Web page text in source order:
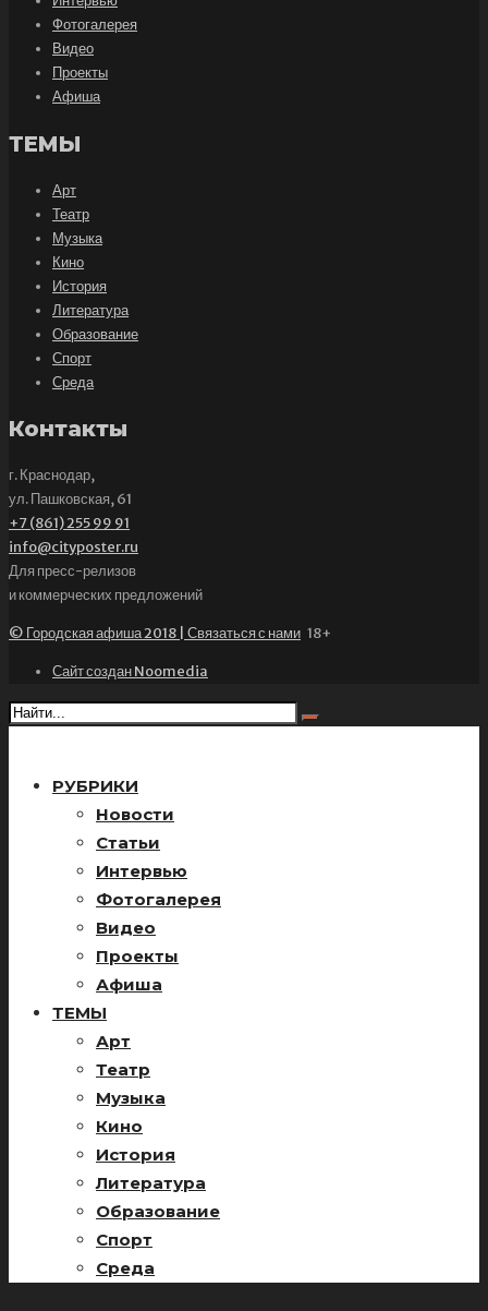
Фотогалерея
Видео
Проекты
Афиша
ТЕМЫ
Арт
Театр
Музыка
Кино
История
Литература
Образование
Спорт
Среда
Контакты
г. Краснодар,
ул. Пашковская, 61
+7 (861) 255 99 91
info@cityposter.ru
Для пресс-релизов
и коммерческих предложений
© Городская афиша 2018 | Связаться с нами 18+
Сайт создан Noomedia
РУБРИКИ
Новости
Статьи
Интервью
Фотогалерея
Видео
Проекты
Афиша
ТЕМЫ
Арт
Театр
Музыка
Кино
История
Литература
Образование
Спорт
Среда